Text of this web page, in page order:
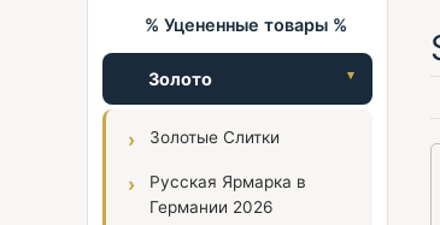
% Уцененные товары %
Золото
Золотые Слитки
Русская Ярмарка в
Германии 2026